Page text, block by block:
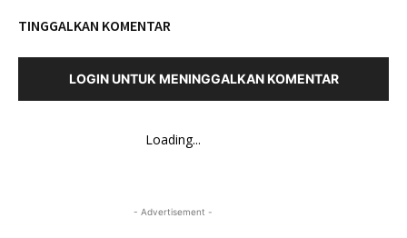
TINGGALKAN KOMENTAR
LOGIN UNTUK MENINGGALKAN KOMENTAR
Loading...
- Advertisement -